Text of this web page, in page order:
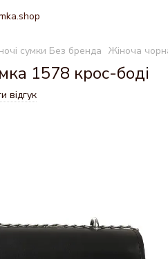
сумки Без бренда Жіноча
1578 крос-боді
відгук